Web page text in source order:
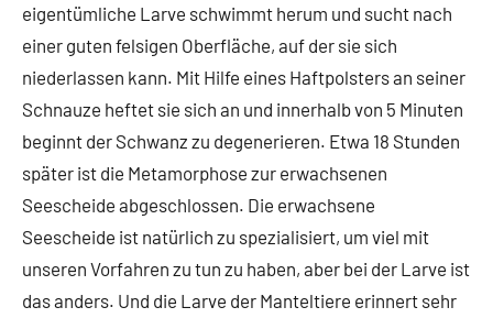
eigentümliche Larve schwimmt herum und sucht nach
einer guten felsigen Oberfläche, auf der sie sich
niederlassen kann. Mit Hilfe eines Haftpolsters an seiner
Schnauze heftet sie sich an und innerhalb von 5 Minuten
beginnt der Schwanz zu degenerieren. Etwa 18 Stunden
später ist die Metamorphose zur erwachsenen
Seescheide abgeschlossen. Die erwachsene
Seescheide ist natürlich zu spezialisiert, um viel mit
unseren Vorfahren zu tun zu haben, aber bei der Larve ist
das anders. Und die Larve der Manteltiere erinnert sehr